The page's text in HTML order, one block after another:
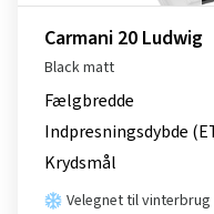
Carmani 20 Ludwig
Black matt
Fælgbredde
Indpresnings­dybde
Krydsmål
Velegnet til vinterbrug